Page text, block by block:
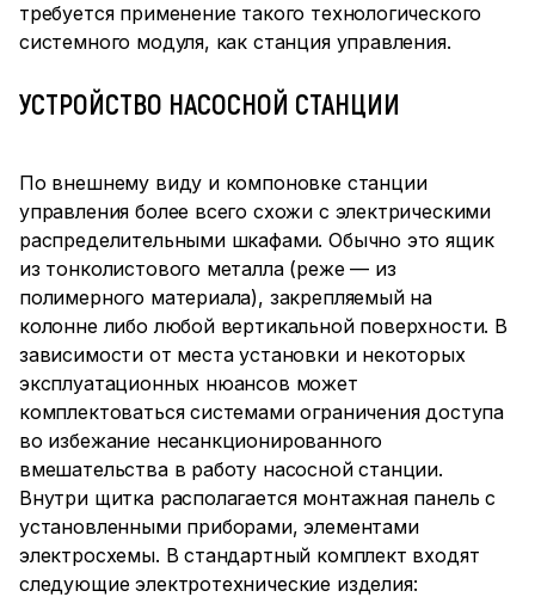
требуется применение такого технологического
системного модуля, как станция управления.
УСТРОЙСТВО НАСОСНОЙ СТАНЦИИ
По внешнему виду и компоновке станции
управления более всего схожи с электрическими
распределительными шкафами. Обычно это ящик
из тонколистового металла (реже — из
полимерного материала), закрепляемый на
колонне либо любой вертикальной поверхности. В
зависимости от места установки и некоторых
эксплуатационных нюансов может
комплектоваться системами ограничения доступа
во избежание несанкционированного
вмешательства в работу насосной станции.
Внутри щитка располагается монтажная панель с
установленными приборами, элементами
электросхемы. В стандартный комплект входят
следующие электротехнические изделия: